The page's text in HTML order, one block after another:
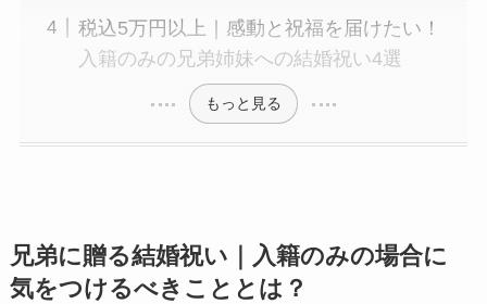
税込5万円以上｜感動と祝福を届けたい！
入籍のみの兄弟姉妹への結婚祝い4選
もっと見る
兄弟に贈る結婚祝い｜入籍のみの場合に
気をつけるべきこととは？